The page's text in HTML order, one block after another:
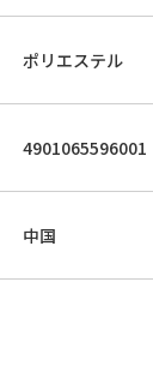
ポリエステル
4901065596001
中国